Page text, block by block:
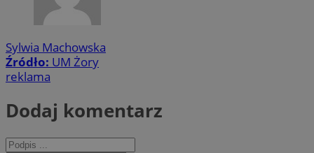
Sylwia Machowska
Źródło: UM Żory
reklama
Dodaj komentarz